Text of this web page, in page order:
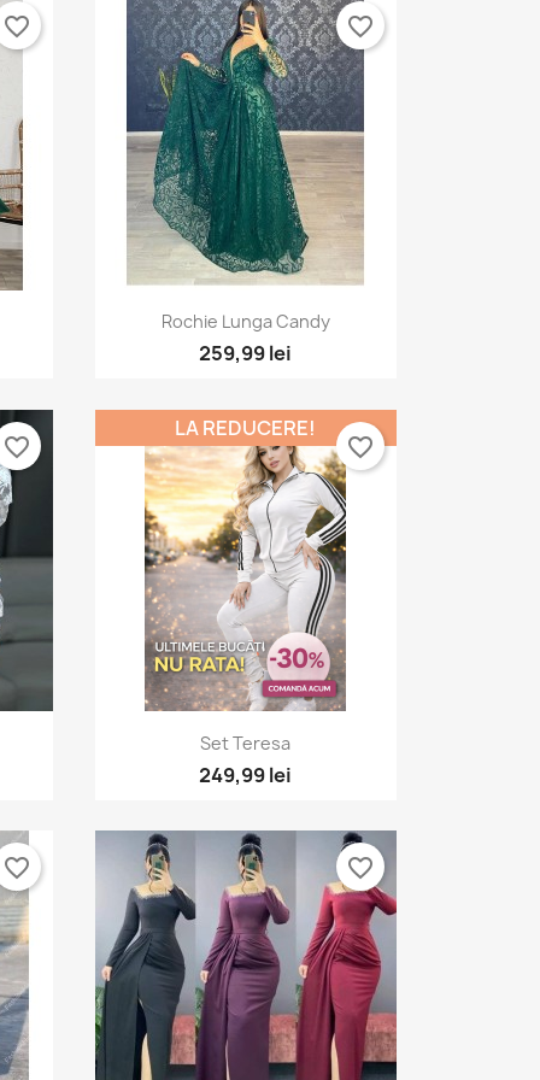
×
×
×
favorite_border
Vizualizare rapida
Rochie Lunga Candy
259,99 lei
favorite_border
favorite_border
Vizualizare rapida
Set Teresa
249,99 lei
LA REDUCERE!
favorite_border
favorite_border favorite_border